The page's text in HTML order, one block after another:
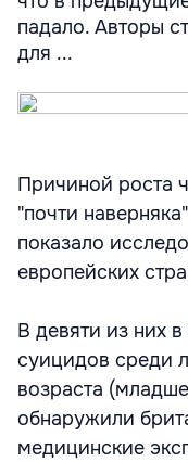
падало. Авторы
для ...
Причиной роста
"почти
показало
европейских
В девяти из них
суицидов среди
возраста
обнаружили
медицинские